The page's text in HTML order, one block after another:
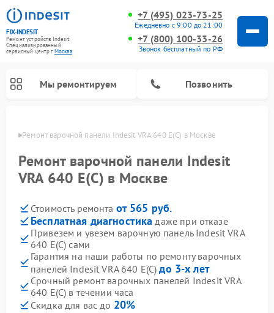
FIX-INDESIT
Ремонт устройств Indesit
Специализированный
cервисный центр г.Москва
+7 (495) 023-73-25
Ежедневно с 9:00 до 21:00
+7 (800) 100-33-26
Звонок бесплатный по РФ
Мы ремонтируем Позвонить
Ремонт варочной панели Indesit VRA 640 E(C) в Москве
Ремонт варочной панели Indesit
VRA 640 E(C) в Москве
Стоимость ремонта от 565 руб.
Бесплатная диагностика даже при отказе
Привезем и увезем варочную панель Indesit VRA
640 E(C) сами
Гарантия на наши работы по ремонту варочных
панелей Indesit VRA 640 E(C)до 3-х лет
Срочный ремонт варочных панелей Indesit VRA
640 E(C) в течении часа
Скидка для вас до 20%